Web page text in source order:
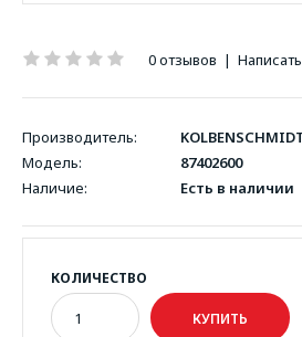
0 отзывов |
Производитель:
Модель:
87402600
Наличие:
Есть в наличии
КОЛИЧЕСТВО